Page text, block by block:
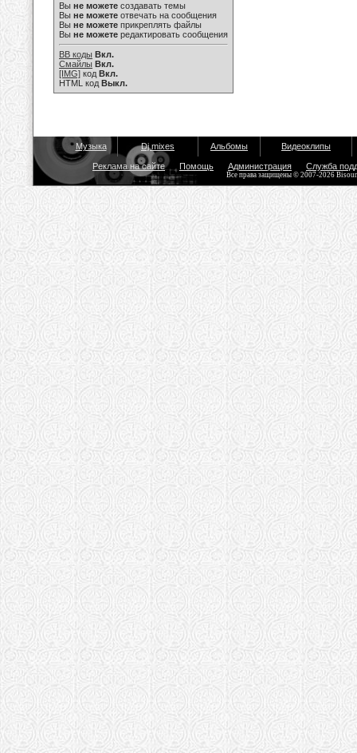
Вы не можете создавать темы
Вы не можете отвечать на сообщения
Вы не можете прикреплять файлы
Вы не можете редактировать сообщения
BB коды Вкл.
Смайлы Вкл.
[IMG] код Вкл.
HTML код Выкл.
Музыка Dj mixes Альбомы Видеоклипы
Реклама на сайте Помощь Администрация Служба
Все права защищены © 2007-2026